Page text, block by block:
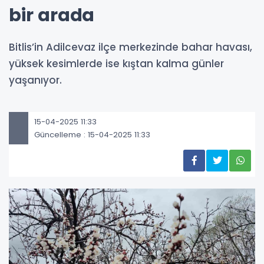
bir arada
Bitlis’in Adilcevaz ilçe merkezinde bahar havası,
yüksek kesimlerde ise kıştan kalma günler
yaşanıyor.
15-04-2025 11:33
Güncelleme : 15-04-2025 11:33